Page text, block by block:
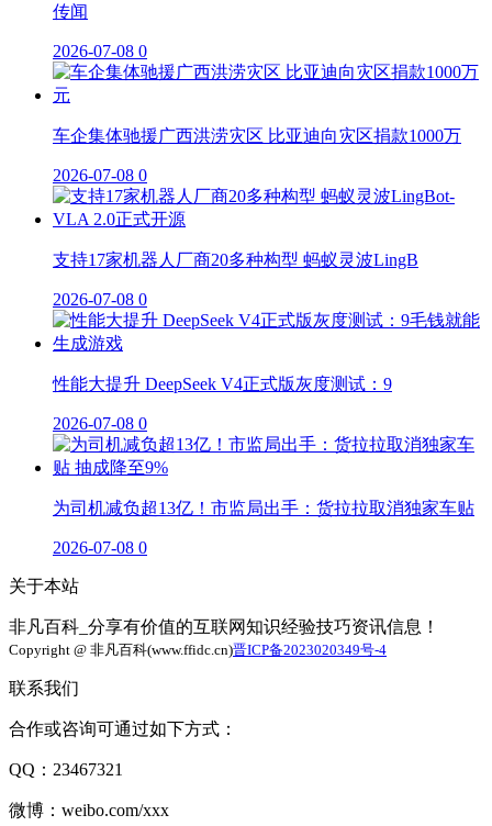
传闻
2026-07-08 0
车企集体驰援广西洪涝灾区 比亚迪向灾区捐款1000万
2026-07-08 0
支持17家机器人厂商20多种构型 蚂蚁灵波LingB
2026-07-08 0
性能大提升 DeepSeek V4正式版灰度测试：9
2026-07-08 0
为司机减负超13亿！市监局出手：货拉拉取消独家车贴
2026-07-08 0
关于本站
非凡百科_分享有价值的互联网知识经验技巧资讯信息！
Copyright @ 非凡百科(www.ffidc.cn)晋ICP备2023020349号-4
联系我们
合作或咨询可通过如下方式：
QQ：23467321
微博：weibo.com/xxx